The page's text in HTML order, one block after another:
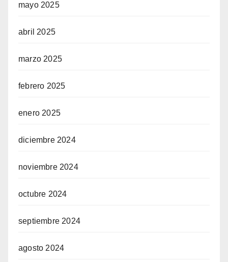
mayo 2025
abril 2025
marzo 2025
febrero 2025
enero 2025
diciembre 2024
noviembre 2024
octubre 2024
septiembre 2024
agosto 2024